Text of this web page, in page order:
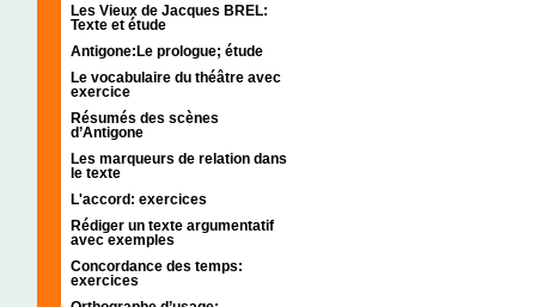
Les Vieux de Jacques BREL:
Texte et étude
Antigone:Le prologue; étude
Le vocabulaire du théâtre avec
exercice
Résumés des scènes
d’Antigone
Les marqueurs de relation dans
le texte
L'accord: exercices
Rédiger un texte argumentatif
avec exemples
Concordance des temps:
exercices